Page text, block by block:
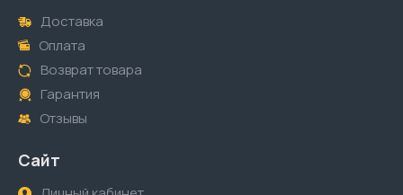
Доставка
Оплата
Возврат товара
Гарантия
Отзывы
Сайт